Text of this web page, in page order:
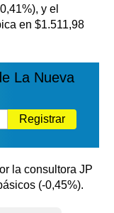
y el
en $1.511,98
La Nueva
Registrar
la consultora JP
(-0,45%).